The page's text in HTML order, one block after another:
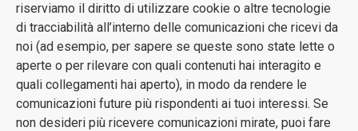
riserviamo il diritto di utilizzare cookie o altre tecnologie
di tracciabilità all’interno delle comunicazioni che ricevi da
noi (ad esempio, per sapere se queste sono state lette o
aperte o per rilevare con quali contenuti hai interagito e
quali collegamenti hai aperto), in modo da rendere le
comunicazioni future più rispondenti ai tuoi interessi. Se
non desideri più ricevere comunicazioni mirate, puoi fare